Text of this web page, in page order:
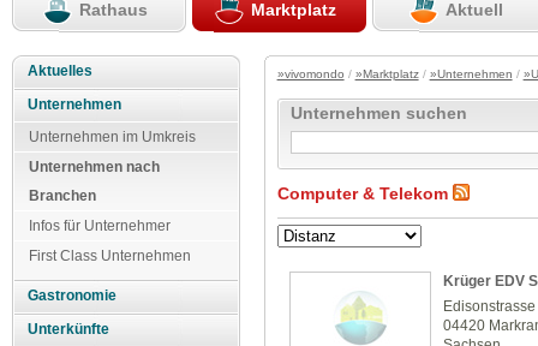
Rathaus Marktplatz Aktuell
Aktuelles
Unternehmen
Unternehmen im Umkreis
Unternehmen nach
Branchen
Infos für Unternehmer
First Class Unternehmen
Gastronomie
Unterkünfte
»vivomondo / »Marktplatz/ »Unternehmen /
Unternehmen suchen
Computer & Telekom
Krüger EDV
04420